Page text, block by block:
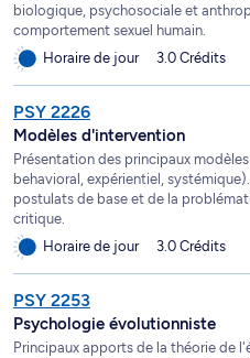
biologique, psychosociale et
comportement sexuel humain.
Horaire de jour
3.0 Crédits
PSY 2226
Modèles d'intervention
Présentation des principaux
behavioral, expérientiel,
postulats de base et de la
critique.
Horaire de jour
3.0 Crédits
PSY 2253
Psychologie évolutionniste
Principaux apports de la théorie de